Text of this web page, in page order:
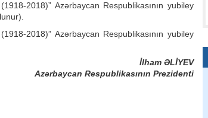
2018)” Azərbaycan Respublikasının yubiley
2018)” Azərbaycan Respublikasının yubiley
İlham ƏLİYEV
Azərbaycan Respublikasının Prezidenti